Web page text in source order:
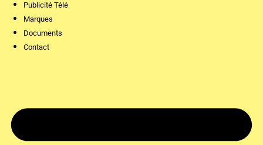
Publicité Télé
Marques
Documents
Contact